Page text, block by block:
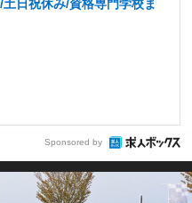
日祝休み/資格専門学校ま
Sponsored by